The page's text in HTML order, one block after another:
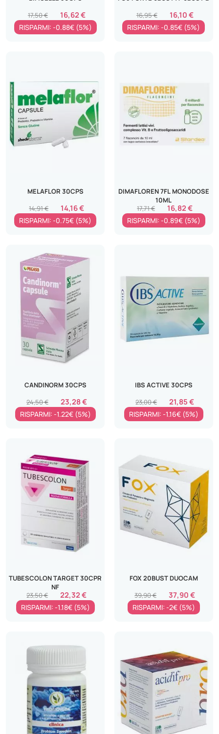
16,62 €
17,50 €
RISPARMI: -0.88€ (5%)
16,10 €
16,95 €
RISPARMI: -0.85€ (5%)
MELAFLOR 30CPS
14,16 €
14,91 €
RISPARMI: -0.75€ (5%)
DIMAFLOREN 7FL MONODOSE
10ML
16,82 €
17,71 €
RISPARMI: -0.89€ (5%)
CANDINORM 30CPS
23,28 €
24,50 €
RISPARMI: -1.22€ (5%)
IBS ACTIVE 30CPS
21,85 €
23,00 €
RISPARMI: -1.16€ (5%)
TUBESCOLON TARGET 30CPR
NF
22,32 €
23,50 €
RISPARMI: -1.18€ (5%)
FOX 20BUST DUOCAM
37,90 €
39,90 €
RISPARMI: -2€ (5%)